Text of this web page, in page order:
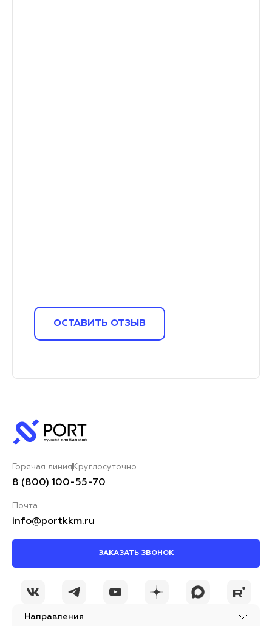
ОСТАВИТЬ ОТЗЫВ
Направления
Горячая линия Круглосуточно
8 (800) 100-55-70
Почта
info@portkkm.ru
ЗАКАЗАТЬ ЗВОНОК